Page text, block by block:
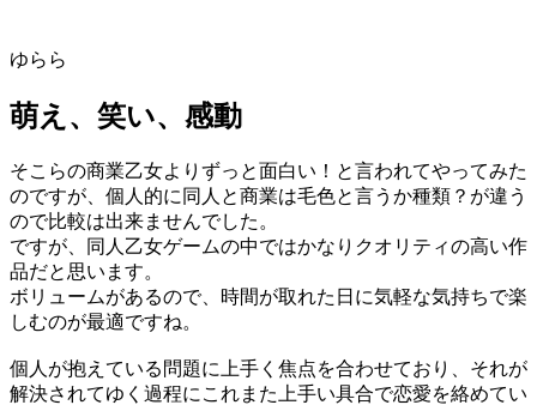
ゆらら
萌え、笑い、感動
そこらの商業乙女よりずっと面白い！と言われてやってみた
のですが、個人的に同人と商業は毛色と言うか種類？が違う
ので比較は出来ませんでした。
ですが、同人乙女ゲームの中ではかなりクオリティの高い作
品だと思います。
ボリュームがあるので、時間が取れた日に気軽な気持ちで楽
しむのが最適ですね。
個人が抱えている問題に上手く焦点を合わせており、それが
解決されてゆく過程にこれまた上手い具合で恋愛を絡めてい